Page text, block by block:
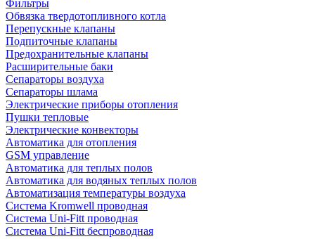
Фильтры
Обвязка твердотопливного котла
Перепускные клапаны
Подпиточные клапаны
Предохранительные клапаны
Расширительные баки
Сепараторы воздуха
Сепараторы шлама
Электрические приборы отопления
Пушки тепловые
Электрические конвекторы
Автоматика для отопления
GSM управление
Автоматика для теплых полов
Автоматика для водяных теплых полов
Автоматизация температуры воздуха
Система Kromwell проводная
Система Uni-Fitt проводная
Система Uni-Fitt беспроводная